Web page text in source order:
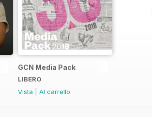
GCN Media Pack
LIBERO
Vista
Al carrello